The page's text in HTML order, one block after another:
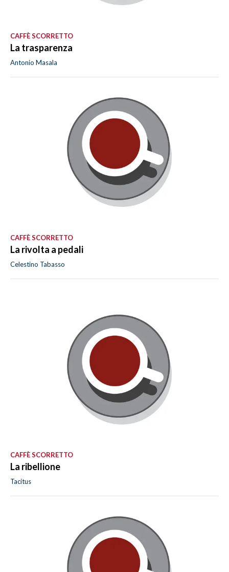
CAFFÈ SCORRETTO
La trasparenza
Antonio Masala
CAFFÈ SCORRETTO
La rivolta a pedali
Celestino Tabasso
CAFFÈ SCORRETTO
La ribellione
Tacitus